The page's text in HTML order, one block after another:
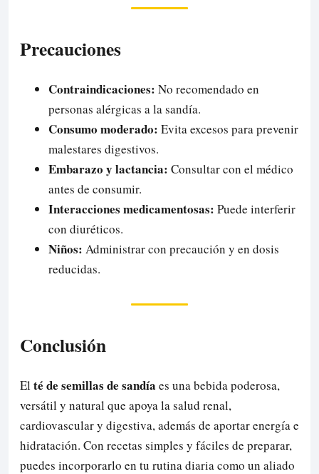
Precauciones
Contraindicaciones: No recomendado en
personas alérgicas a la sandía.
Consumo moderado: Evita excesos para prevenir
malestares digestivos.
Embarazo y lactancia: Consultar con el médico
antes de consumir.
Interacciones medicamentosas: Puede interferir
con diuréticos.
Niños: Administrar con precaución y en dosis
reducidas.
Conclusión
El té de semillas de sandía es una bebida poderosa,
versátil y natural que apoya la salud renal,
cardiovascular y digestiva, además de aportar energía e
hidratación. Con recetas simples y fáciles de preparar,
puedes incorporarlo en tu rutina diaria como un aliado